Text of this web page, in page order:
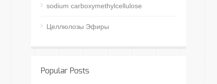
sodium carboxymethylcellulose
Целлюлозы Эфиры
Popular Posts